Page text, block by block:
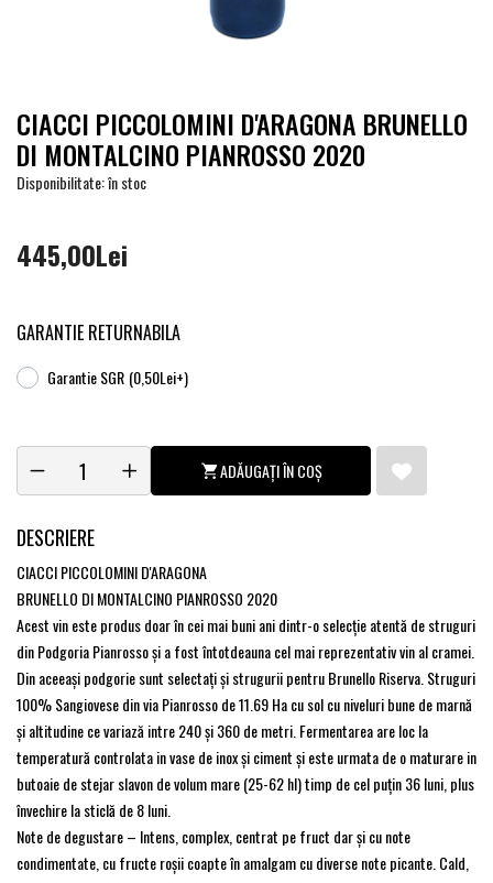
CIACCI PICCOLOMINI D'ARAGONA BRUNELLO
DI MONTALCINO PIANROSSO 2020
Disponibilitate: în stoc
445,00Lei
GARANTIE RETURNABILA
Garantie SGR (0,50Lei+)
ADĂUGAȚI ÎN COȘ
DESCRIERE
CIACCI PICCOLOMINI D'ARAGONA
BRUNELLO DI MONTALCINO PIANROSSO 2020
Acest vin este produs doar în cei mai buni ani dintr-o selecție atentă de struguri
din Podgoria Pianrosso și a fost întotdeauna cel mai reprezentativ vin al cramei.
Din aceeași podgorie sunt selectați și strugurii pentru Brunello Riserva. Struguri
100% Sangiovese din via Pianrosso de 11.69 Ha cu sol cu niveluri bune de marnă
și altitudine ce variază intre 240 și 360 de metri. Fermentarea are loc la
temperatură controlata in vase de inox și ciment și este urmata de o maturare in
butoaie de stejar slavon de volum mare (25-62 hl) timp de cel puțin 36 luni, plus
învechire la sticlă de 8 luni.
Note de degustare – Intens, complex, centrat pe fruct dar și cu note
condimentate, cu fructe roșii coapte în amalgam cu diverse note picante. Cald,